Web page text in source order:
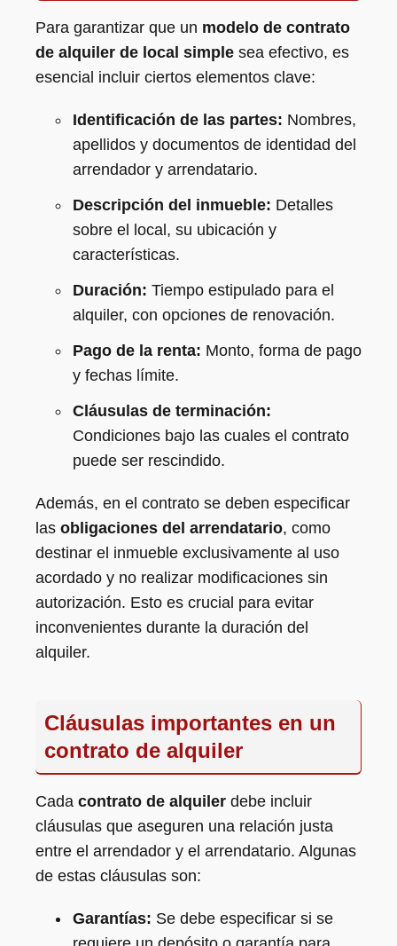
Para garantizar que un modelo de contrato
de alquiler de local simple sea efectivo, es
esencial incluir ciertos elementos clave:
Identificación de las partes: Nombres,
apellidos y documentos de identidad del
arrendador y arrendatario.
Descripción del inmueble: Detalles
sobre el local, su ubicación y
características.
Duración: Tiempo estipulado para el
alquiler, con opciones de renovación.
Pago de la renta: Monto, forma de pago
y fechas límite.
Cláusulas de terminación:
Condiciones bajo las cuales el contrato
puede ser rescindido.
Además, en el contrato se deben especificar
las obligaciones del arrendatario, como
destinar el inmueble exclusivamente al uso
acordado y no realizar modificaciones sin
autorización. Esto es crucial para evitar
inconvenientes durante la duración del
alquiler.
Cláusulas importantes en un
contrato de alquiler
Cada contrato de alquiler debe incluir
cláusulas que aseguren una relación justa
entre el arrendador y el arrendatario. Algunas
de estas cláusulas son:
Garantías: Se debe especificar si se